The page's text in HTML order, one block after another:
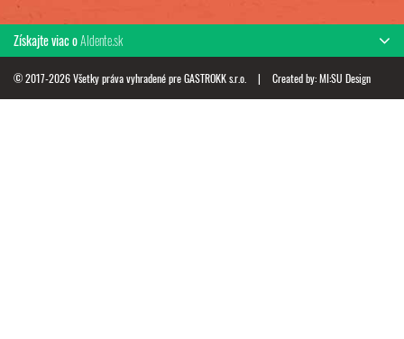
Získajte viac oAldente.sk
© 2017-2026 Všetky práva vyhradené pre GASTROKK s.r.o. | Created by:MI:SU Design